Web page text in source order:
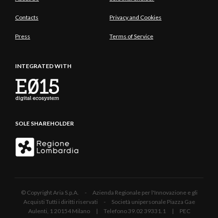
Contacts Privacy and Cookies
Press Terms of Service
INTEGRATED WITH
SOLE SHAREHOLDER
© Copyright Aria S.p.A. - Azienda Regionale per l'Innovazione e gli
Acquisti Tutti i diritti riservati - Società unipersonale Piazza Gae
Aulenti, 1 20154 Milano | Telefono 39.02 39331.1 | PEC